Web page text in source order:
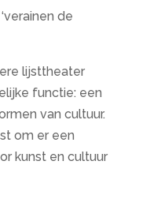
de
lijsttheater
functie: een
van cultuur.
om er een
kunst en cultuur